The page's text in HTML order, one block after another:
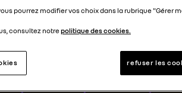
pourrez modifier vos choix dans la rubrique "Gérer
consultez notrepolitique des cookies.
refuser les